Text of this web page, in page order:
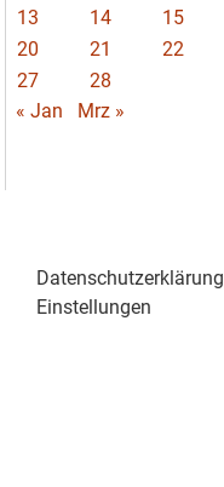
13
14 15
20
21 22
27
28
« Jan
Mrz »
Datenschutzerklärung
Einstellungen